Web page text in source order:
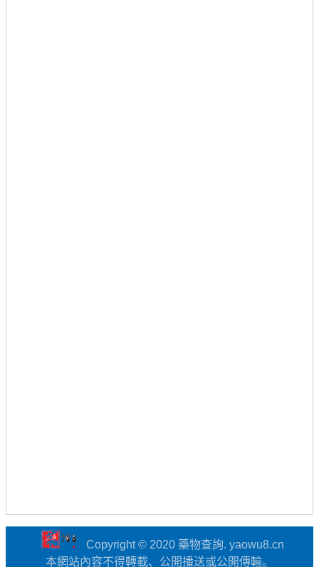
Copyright © 2020 藥物查詢. yaowu8.cn
本網站內容不得轉載、公開播送或公開傳輸。